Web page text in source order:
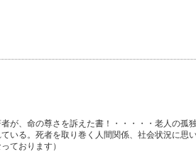
が、命の尊さを訴えた書！・・・・・老人の孤
いる。死者を取り巻く人間関係、社会状況に思
ております）